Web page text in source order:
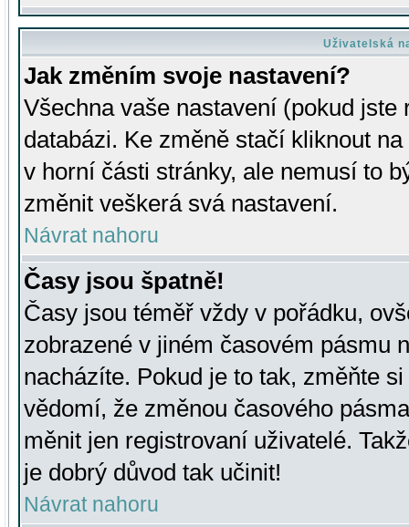
Uživatelská
Jak změním svoje nastavení?
Všechna vaše nastavení (pokud
databázi. Ke změně stačí kliknout
v horní části stránky, ale nemusí to
změnit veškerá svá nastavení.
Návrat nahoru
Časy jsou špatně!
Časy jsou téměř vždy v pořádku,
zobrazené v jiném časovém pásmu
nacházíte. Pokud je to tak, změňte
vědomí, že změnou časového
měnit jen registrovaní uživatelé.
je dobrý důvod tak učinit!
Návrat nahoru